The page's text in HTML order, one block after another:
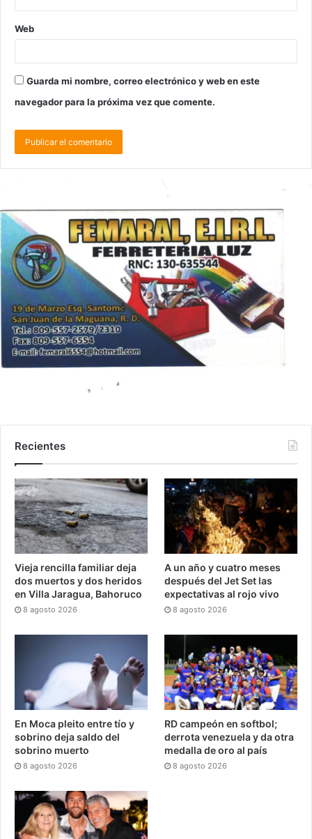
Web
Guarda mi nombre, correo electrónico y web en este
navegador para la próxima vez que comente.
Recientes
Vieja rencilla familiar deja
dos muertos y dos heridos
en Villa Jaragua, Bahoruco
8 agosto 2026
A un año y cuatro meses
después del Jet Set las
expectativas al rojo vivo
8 agosto 2026
En Moca pleito entre tío y
sobrino deja saldo del
sobrino muerto
8 agosto 2026
RD campeón en softbol;
derrota venezuela y da otra
medalla de oro al país
8 agosto 2026